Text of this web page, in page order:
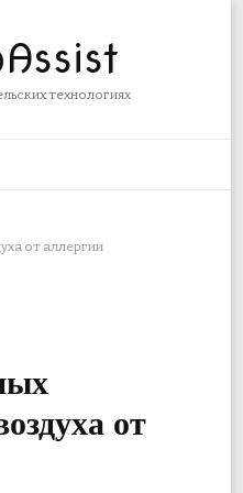
технологиях
от аллергии
от